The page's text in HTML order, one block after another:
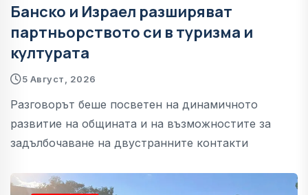
Банско и Израел разширяват
партньорството си в туризма и
културата
5 Август, 2026
Разговорът беше посветен на динамичното
развитие на общината и на възможностите за
задълбочаване на двустранните контакти